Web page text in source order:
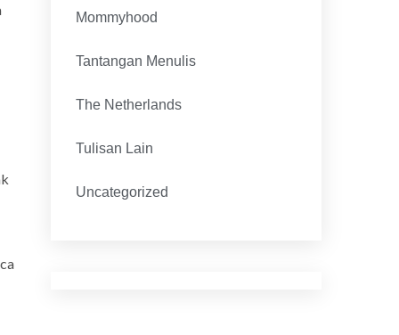
Mommyhood
Tantangan Menulis
The Netherlands
Tulisan Lain
Uncategorized